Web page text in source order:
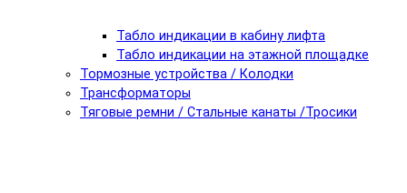
Табло индикации в кабину лифта
Табло индикации на этажной площадке
Тормозные устройства / Колодки
Трансформаторы
Тяговые ремни / Стальные канаты /Тросики